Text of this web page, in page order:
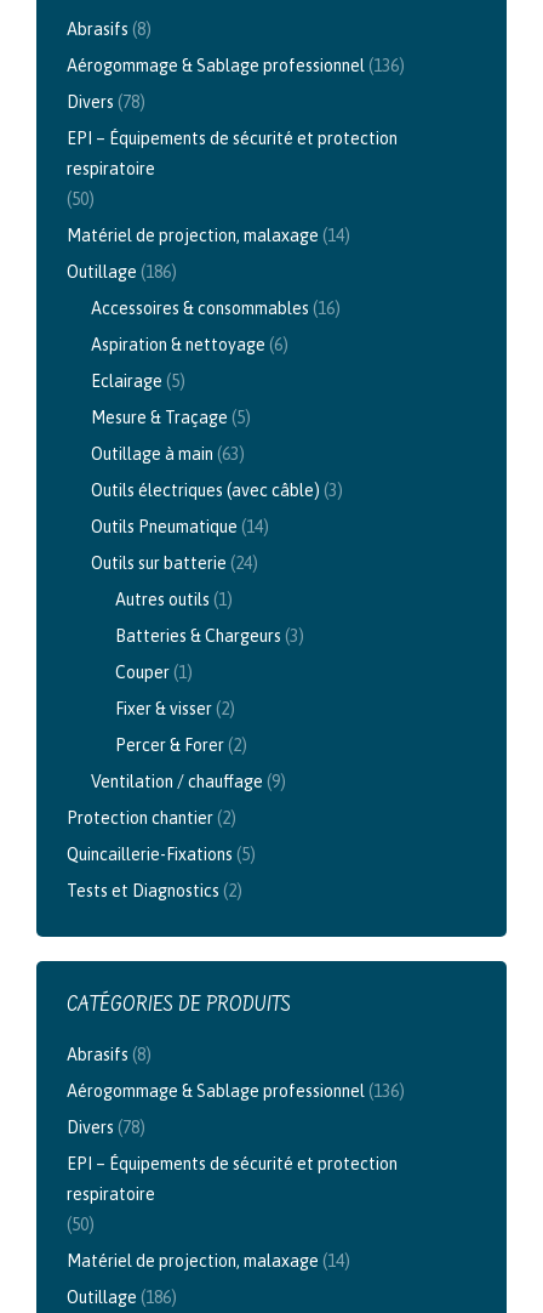
Abrasifs (8)
Aérogommage & Sablage professionnel (136)
Divers (78)
EPI – Équipements de sécurité et protection
respiratoire
(50)
Matériel de projection, malaxage (14)
Outillage (186)
Accessoires & consommables (16)
Aspiration & nettoyage (6)
Eclairage (5)
Mesure & Traçage (5)
Outillage à main (63)
Outils électriques (avec câble) (3)
Outils Pneumatique (14)
Outils sur batterie (24)
Autres outils (1)
Batteries & Chargeurs (3)
Couper(1)
Fixer & visser(2)
Percer & Forer(2)
Ventilation / chauffage (9)
Protection chantier(2)
Quincaillerie-Fixations (5)
Tests et Diagnostics (2)
CATÉGORIES DE PRODUITS
Abrasifs (8)
Aérogommage & Sablage professionnel (136)
Divers (78)
EPI – Équipements de sécurité et protection
respiratoire
(50)
Matériel de projection, malaxage (14)
Outillage (186)